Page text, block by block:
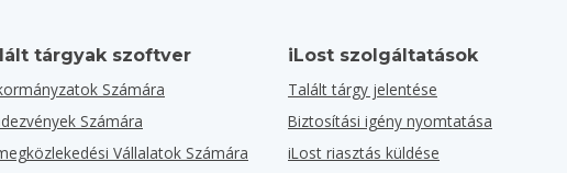
tárgyak szoftver
Számára
Számára
Vállalatok Számára
iLost szolgáltatások
Talált tárgy jelentése
Biztosítási igény nyomtatása
iLost riasztás küldése